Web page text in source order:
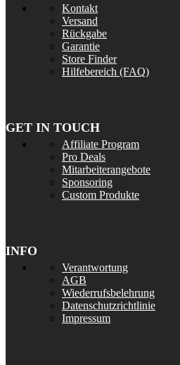
Kontakt
Versand
Rückgabe
Garantie
Store Finder
Hilfebereich (FAQ)
GET IN TOUCH
Affiliate Program
Pro Deals
Mitarbeiterangebote
Sponsoring
Custom Produkte
INFO
Verantwortung
AGB
Wiederrufsbelehrung
Datenschutzrichtlinie
Impressum